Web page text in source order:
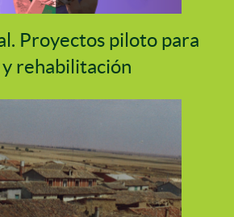
Proyectos piloto para
rehabilitación